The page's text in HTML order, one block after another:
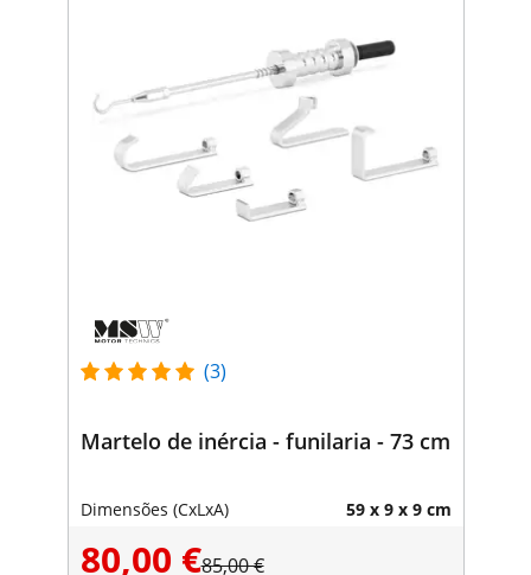
(3)
Martelo de inércia - funilaria - 73 cm
Dimensões (CxLxA) 59 x 9 x 9 cm
80,00 €85,00 €